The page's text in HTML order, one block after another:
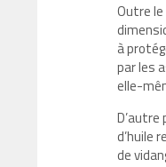
Outre
à
par les
elle-
d’huile
de